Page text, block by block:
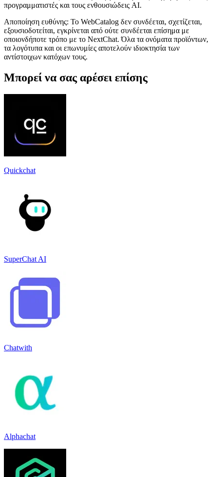
προγραμματιστές και τους ενθουσιώδεις AI.
Αποποίηση ευθύνης: Το WebCatalog δεν συνδέεται, σχετίζεται,
εξουσιοδοτείται, εγκρίνεται από ούτε συνδέεται επίσημα με
οποιονδήποτε τρόπο με το NextChat. Όλα τα ονόματα προϊόντων,
τα λογότυπα και οι επωνυμίες αποτελούν ιδιοκτησία των
αντίστοιχων κατόχων τους.
Μπορεί να σας αρέσει επίσης
Quickchat
SuperChat AI
Chatwith
Alphachat